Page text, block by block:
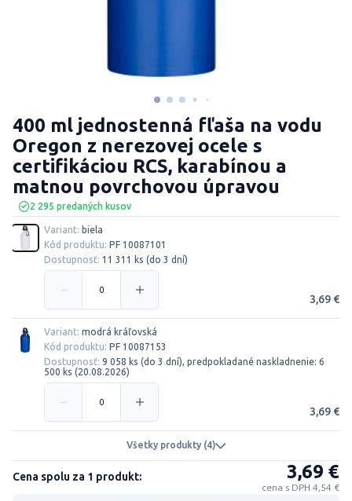
2 295 predaných kusov
400 ml jednostenná fľaša na vodu
Oregon z nerezovej ocele s
certifikáciou RCS, karabínou a
matnou povrchovou úpravou
Variant: biela
Kód produktu: PF 10087101
Dostupnosť: 11 311 ks (do 3 dní)
3,69 €
Variant: modrá kráľovská
Kód produktu: PF 10087153
Dostupnosť: 9 058 ks (do 3 dní), predpokladané naskladnenie: 6
500 ks (20.08.2026)
3,69 €
Všetky produkty (4)
Cena spolu za 1 produkt: 3,69 €
cena s DPH 4,54 €